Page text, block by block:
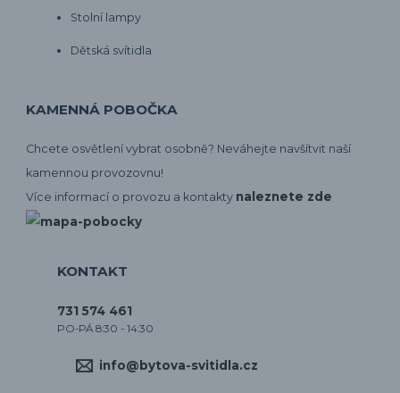
Stolní lampy
Dětská svítidla
KAMENNÁ POBOČKA
Chcete osvětlení vybrat osobně? Neváhejte navšítvit naší
kamennou provozovnu!
Více informací o provozu a kontakty naleznete zde
KONTAKT
731 574 461
PO-PÁ 8:30 - 14:30
info@bytova-svitidla.cz